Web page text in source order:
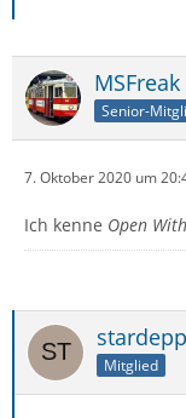
MSFreak
Senior-
7. Oktober 2020 um
Ich kenne Open With
stardepp
Mitglied